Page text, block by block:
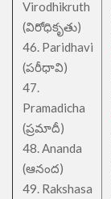
Virodhikruth
(విరోధికృతు)
46. Paridhavi
(పరీధావి)
47.
Pramadicha
(ప్రమాదీ)
48. Ananda
(ఆనంద)
49. Rakshasa